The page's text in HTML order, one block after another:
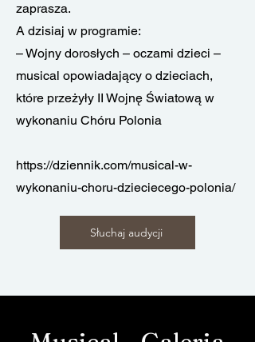
zaprasza.
A dzisiaj w programie:
– Wojny dorosłych – oczami dzieci –
musical opowiadający o dzieciach,
które przeżyły II Wojnę Światową w
wykonaniu Chóru Polonia
https://dziennik.com/musical-w-
wykonaniu-choru-dzieciecego-polonia/
Słuchaj audycji